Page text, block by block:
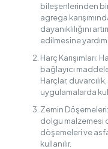
bileşenlerinden
agrega
dayanıklılığını
edilmesine
Harç Karışımları:
bağlayıcı
Harçlar,
uygulamalarda
Zemin
dolgu malzemesi
döşemeleri ve
kullanılır.